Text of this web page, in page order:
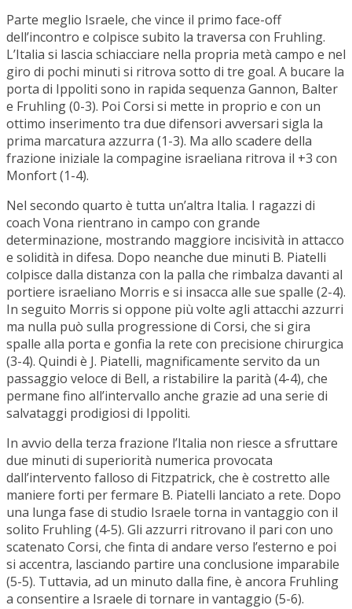
Parte meglio Israele, che vince il primo face-off
dell’incontro e colpisce subito la traversa con Fruhling.
L’Italia si lascia schiacciare nella propria metà campo e nel
giro di pochi minuti si ritrova sotto di tre goal. A bucare la
porta di Ippoliti sono in rapida sequenza Gannon, Balter
e Fruhling (0-3). Poi Corsi si mette in proprio e con un
ottimo inserimento tra due difensori avversari sigla la
prima marcatura azzurra (1-3). Ma allo scadere della
frazione iniziale la compagine israeliana ritrova il +3 con
Monfort (1-4).
Nel secondo quarto è tutta un’altra Italia. I ragazzi di
coach Vona rientrano in campo con grande
determinazione, mostrando maggiore incisività in attacco
e solidità in difesa. Dopo neanche due minuti B. Piatelli
colpisce dalla distanza con la palla che rimbalza davanti al
portiere israeliano Morris e si insacca alle sue spalle (2-4).
In seguito Morris si oppone più volte agli attacchi azzurri
ma nulla può sulla progressione di Corsi, che si gira
spalle alla porta e gonfia la rete con precisione chirurgica
(3-4). Quindi è J. Piatelli, magnificamente servito da un
passaggio veloce di Bell, a ristabilire la parità (4-4), che
permane fino all’intervallo anche grazie ad una serie di
salvataggi prodigiosi di Ippoliti.
In avvio della terza frazione l’Italia non riesce a sfruttare
due minuti di superiorità numerica provocata
dall’intervento falloso di Fitzpatrick, che è costretto alle
maniere forti per fermare B. Piatelli lanciato a rete. Dopo
una lunga fase di studio Israele torna in vantaggio con il
solito Fruhling (4-5). Gli azzurri ritrovano il pari con uno
scatenato Corsi, che finta di andare verso l’esterno e poi
si accentra, lasciando partire una conclusione imparabile
(5-5). Tuttavia, ad un minuto dalla fine, è ancora Fruhling
a consentire a Israele di tornare in vantaggio (5-6).